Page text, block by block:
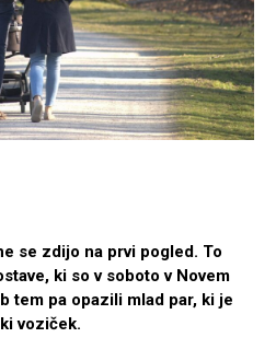
se zdijo na prvi pogled. To
ki so v soboto v Novem
tem pa opazili mlad par, ki je
voziček.